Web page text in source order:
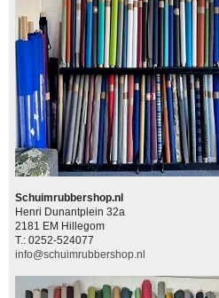
Schuimrubbershop.nl
Henri Dunantplein 32a
2181 EM Hillegom
T.: 0252-524077
info@schuimrubbershop.nl